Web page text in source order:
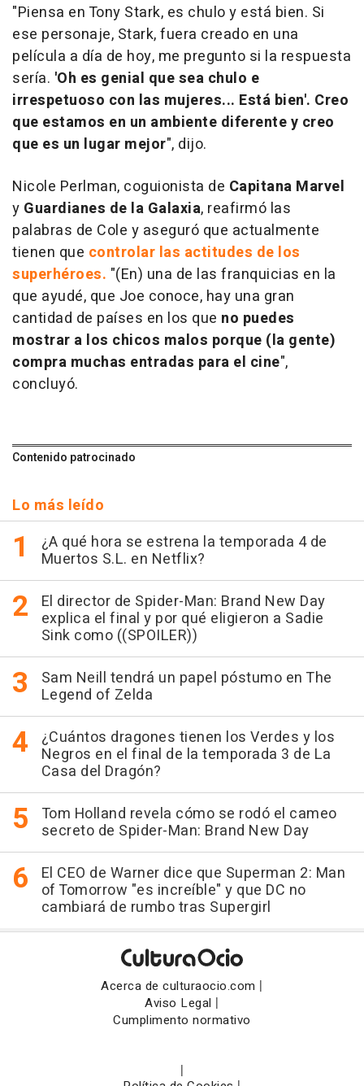
"Piensa en Tony Stark, es chulo y está bien. Si
ese personaje, Stark, fuera creado en una
película a día de hoy, me pregunto si la respuesta
sería. 'Oh es genial que sea chulo e
irrespetuoso con las mujeres... Está bien'. Creo
que estamos en un ambiente diferente y creo
que es un lugar mejor", dijo.
Nicole Perlman, coguionista de Capitana Marvel
y Guardianes de la Galaxia, reafirmó las
palabras de Cole y aseguró que actualmente
tienen que controlar las actitudes de los
superhéroes. "(En) una de las franquicias en la
que ayudé, que Joe conoce, hay una gran
cantidad de países en los que no puedes
mostrar a los chicos malos porque (la gente)
compra muchas entradas para el cine",
concluyó.
Contenido patrocinado
Lo más leído
¿A qué hora se estrena la temporada 4 de
Muertos S.L. en Netflix?
El director de Spider-Man: Brand New Day
explica el final y por qué eligieron a Sadie
Sink como ((SPOILER))
Sam Neill tendrá un papel póstumo en The
Legend of Zelda
¿Cuántos dragones tienen los Verdes y los
Negros en el final de la temporada 3 de La
Casa del Dragón?
Tom Holland revela cómo se rodó el cameo
secreto de Spider-Man: Brand New Day
El CEO de Warner dice que Superman 2: Man
of Tomorrow "es increíble" y que DC no
cambiará de rumbo tras Supergirl
Acerca de culturaocio.com |
Aviso Legal |
Cumplimento normativo
|